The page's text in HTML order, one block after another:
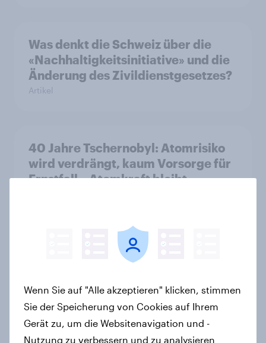
Was denkt die Schweiz über die
«Nachhaltigkeitsinitiative» und die
Änderung des Zivildienstgesetzes?
Artikel
40 Jahre Tschernobyl: Atomrisiko
wird verdrängt, kaum Vorsorge für
Ernstfall – Atomkraft bleibt
YouGov Sonntagsfrage: AfD liegt
Union und SPD so niedrig wie seit
Jahren nicht mehr
Artikel
Wenn Sie auf "Alle akzeptieren" klicken, stimmen
Sie der Speicherung von Cookies auf Ihrem
Gerät zu, um die Websitenavigation und -
Nutzung zu verbessern und zu analysieren